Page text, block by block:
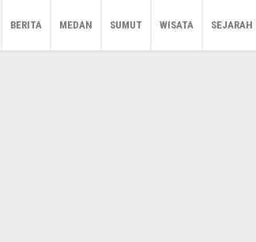
BERITA MEDAN SUMUT WISATA SEJARAH